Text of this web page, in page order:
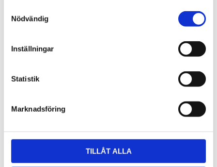
Nödvändig
Inställningar
Statistik
Marknadsföring
TILLÅT ALLA
Spikjärn Special
Kofot mini
Liten och smidig!